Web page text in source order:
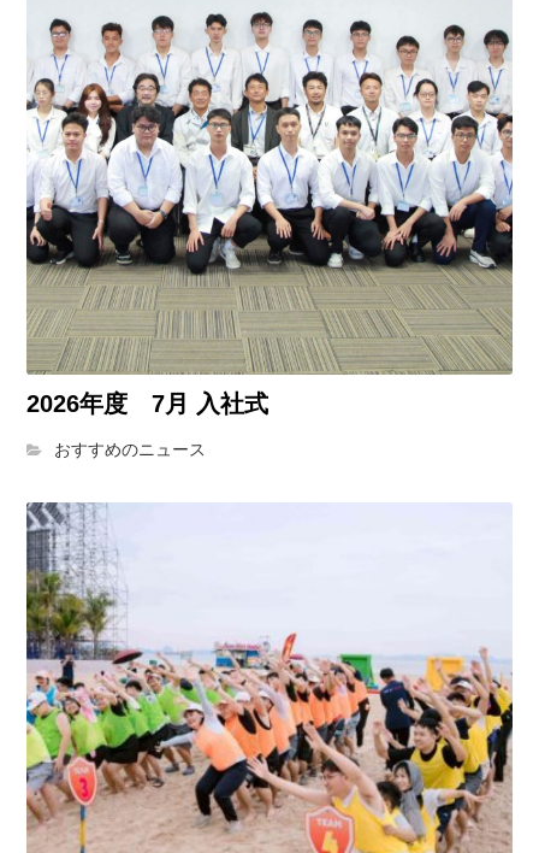
2026年度 7月 入社式
おすすめのニュース